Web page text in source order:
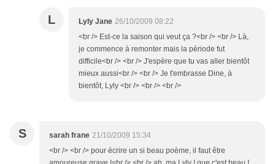
L Lyly Jane 26/10/2009 08:22
<br /> Est-ce la saison qui veut ça ?<br /> <br /> Là,
je commence à remonter mais la période fut
difficile<br /> <br /> J'espère que tu vas aller bientôt
mieux aussi<br /> <br /> Je t'embrasse Dine, à
bientôt, Lyly <br /> <br /> <br />
S sarah frane 21/10/2009 15:34
<br /> <br /> pour écrire un si beau poème, il faut être